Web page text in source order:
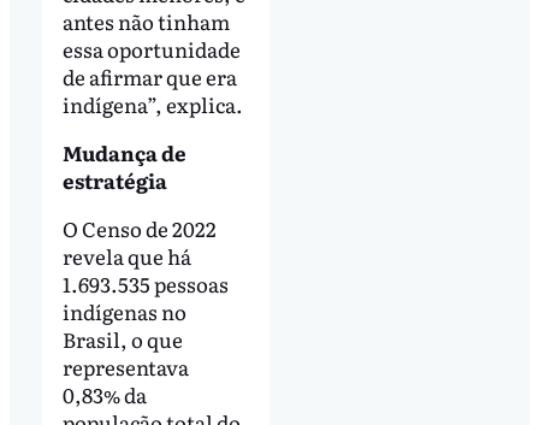
antes não tinham
essa oportunidade
de afirmar que era
indígena”, explica.
Mudança de
estratégia
O Censo de 2022
revela que há
1.693.535 pessoas
indígenas no
Brasil, o que
representava
0,83% da